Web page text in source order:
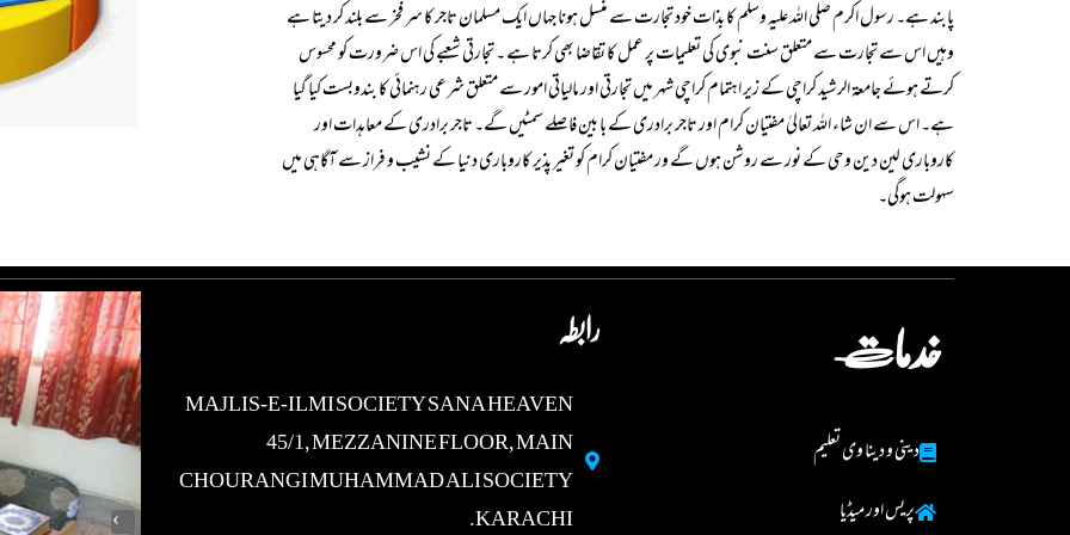
پابند ہے۔ رسول اکرم صلی اللہ علیہ وسلم کا بذات خود تجارت سے منسل ہونا جہاں ایک مسلمان تاجر کا سر فخر سے بلند کر دیتا ہے
وہیں اس سے تجارت سے متعلق سنت نبوی کی تعلیمات پر عمل کا تقاضا بھی کرتا ہے ۔ تجارتی شعبے کی اس ضرورت کو محسوس
کرتے ہوئے جامعۃ الرشید کراچی کے زیر اہتمام کراچی شہر میں تجارتی اور مالیاتی امور سے متعلق شرعی رہنمائی کا بندوبست کیا گیا
ہے۔ اس سے ان شاء اللہ تعالیٰ مفتیان کرام اور تاجر برادری کے با بین فاصلے سمٹیں گے۔ تاجر برادری کے معاہدات اور
کاروباری لین دین وحی کے نور سے روشن ہوں گے ور مفتیان کرام کو تغیر پذیر کاروباری دنیا کے نشیب و فراز سے آگاہی میں
سہولت ہوگی۔
خدمات
دینی و دینا وی تعلیم
پریس اور میڈیا
رابطہ
MAJLIS-E-ILMI SOCIETY SANA HEAVEN
45/1, MEZZANINE FLOOR, MAIN
CHOURANGI MUHAMMAD ALI SOCIETY
KARACHI.
›